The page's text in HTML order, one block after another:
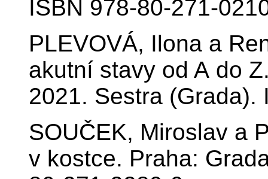
ISBN 978-80-271-
PLEVOVÁ, Ilona a
akutní stavy od A do
2021. Sestra (Grada).
SOUČEK, Miroslav a
v kostce. Praha: